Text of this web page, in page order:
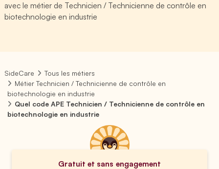
avec le métier de Technicien / Technicienne de contrôle en
biotechnologie en industrie
SideCare
Tous les métiers
Métier Technicien / Technicienne de contrôle en
biotechnologie en industrie
Quel code APE Technicien / Technicienne de contrôle en
biotechnologie en industrie
Gratuit et sans engagement